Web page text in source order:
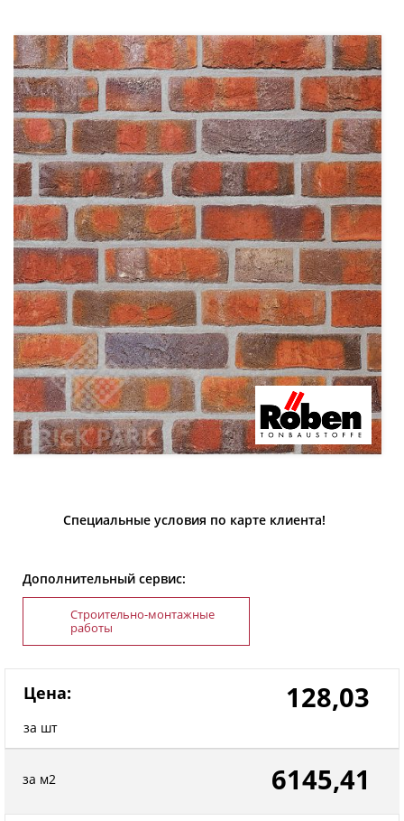
Специальные условия по карте клиента!
Дополнительный сервис:
Строительно-монтажные
работы
Цена:
за шт
128,03
за м2 6145,41